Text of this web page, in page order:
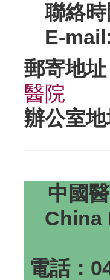
聯絡時
E-mail:
郵寄地址
醫院
辦公室
中國
China
電話：